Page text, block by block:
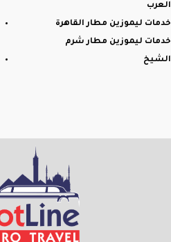
العرب
خدمات ليموزين مطار القاهرة
خدمات ليموزين مطار شرم
الشيخ